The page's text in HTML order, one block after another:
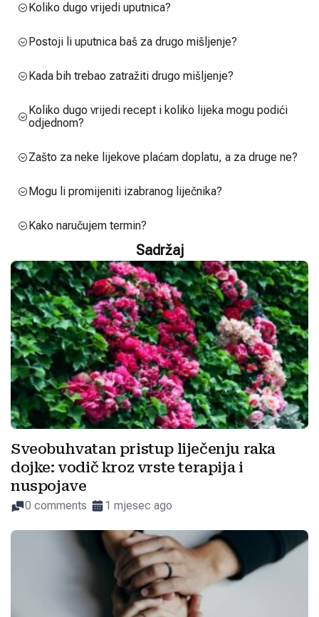
Koliko dugo vrijedi uputnica?
Postoji li uputnica baš za drugo mišljenje?
Kada bih trebao zatražiti drugo mišljenje?
Koliko dugo vrijedi recept i koliko lijeka mogu podići
odjednom?
Zašto za neke lijekove plaćam doplatu, a za druge ne?
Mogu li promijeniti izabranog liječnika?
Kako naručujem termin?
Sadržaj
Sveobuhvatan pristup liječenju raka
dojke: vodič kroz vrste terapija i
nuspojave
0 comments 1 mjesec ago